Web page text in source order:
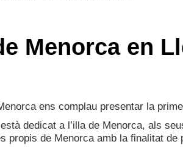
Menorca en
ens complau presentar la
dedicat a l’illa de Menorca, als
propis de Menorca amb la finalitat